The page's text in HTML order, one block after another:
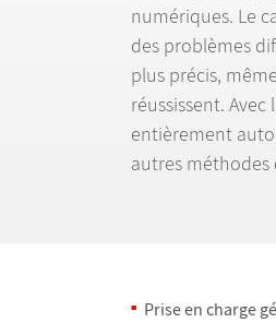
numériques. Le
des problèmes
plus précis, mê
réussissent.
entièrement
autres méthodes
Prise en charge gé